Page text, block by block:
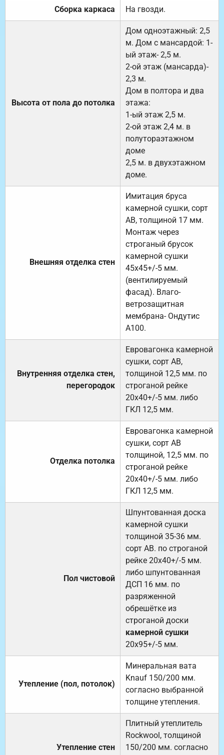
Сборка каркаса На гвозди.
Высота от пола до потолка
Дом одноэтажный: 2,5
м. Дом с мансардой: 1-
ый этаж- 2,5 м.
2-ой этаж (мансарда)-
2,3 м.
Дом в полтора и два
этажа:
1-ый этаж 2,5 м.
2-ой этаж 2,4 м. в
полутораэтажном
доме
2,5 м. в двухэтажном
доме.
Внешняя отделка стен
Имитация бруса
камерной сушки, сорт
АВ, толщиной 17 мм.
Монтаж через
строганый брусок
камерной сушки
45х45+/-5 мм.
(вентилируемый
фасад). Влаго-
ветрозащитная
мембрана- Ондутис
А100.
Внутренняя отделка стен,
перегородок
Евровагонка камерной
сушки, сорт АВ,
толщиной 12,5 мм. по
строганой рейке
20х40+/-5 мм. либо
ГКЛ 12,5 мм.
Отделка потолка
Евровагонка камерной
сушки, сорт АВ
толщиной, 12,5 мм. по
строганой рейке
20х40+/-5 мм. либо
ГКЛ 12,5 мм.
Пол чистовой
Шпунтованная доска
камерной сушки
толщиной 35-36 мм.
сорт АВ. по строганой
рейке 20х40+/-5 мм.
либо шпунтованная
ДСП 16 мм. по
разряженной
обрешётке из
строганой доски
камерной сушки
20х95+/-5 мм.
Утепление (пол, потолок)
Минеральная вата
Knauf 150/200 мм.
согласно выбранной
толщине утепления.
Утепление стен
Плитный утеплитель
Rockwool, толщиной
150/200 мм. согласно